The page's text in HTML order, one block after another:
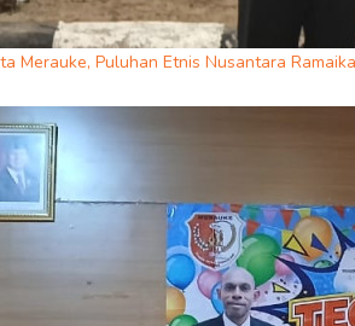
Merauke, Puluhan Etnis Nusantara